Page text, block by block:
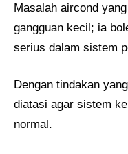
Masalah aircond
gangguan kecil; ia
serius dalam sistem
Dengan tindakan
diatasi agar sistem
normal.